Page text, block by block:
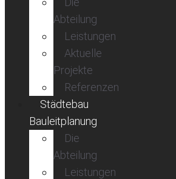
Abteilung
Leistungen
Aktuelle
Projekte
Referenzen
Städtebau
Bauleitplanung
Die
Abteilung
Leistungen